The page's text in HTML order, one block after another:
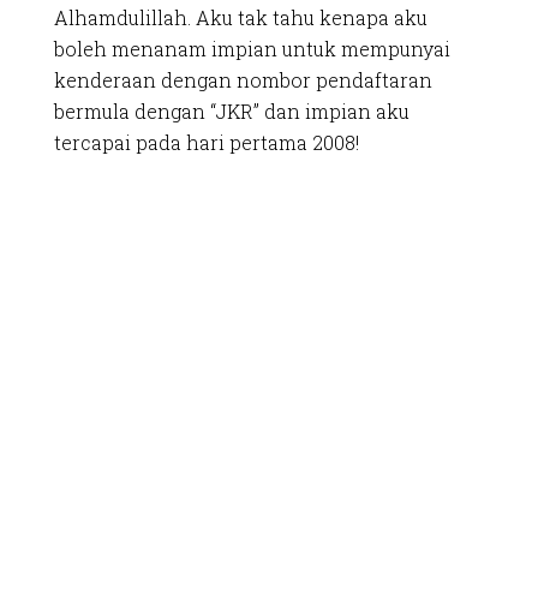
Alhamdulillah. Aku tak tahu kenapa aku
boleh menanam impian untuk mempunyai
kenderaan dengan nombor pendaftaran
bermula dengan “JKR” dan impian aku
tercapai pada hari pertama 2008!